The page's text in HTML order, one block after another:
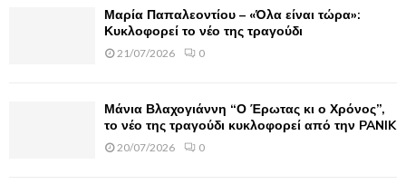
Μαρία Παπαλεοντίου – «Όλα είναι τώρα»:
Κυκλοφορεί το νέο της τραγούδι
21/07/2026 0
Μάνια Βλαχογιάννη “Ο Έρωτας κι ο Χρόνος”,
το νέο της τραγούδι κυκλοφορεί από την PANIK
20/07/2026 0